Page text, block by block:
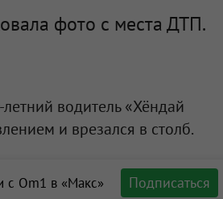
фото с места ДТП.
водитель «Хёндай
и врезался в столб.
с Om1 в «Макс» Подписаться